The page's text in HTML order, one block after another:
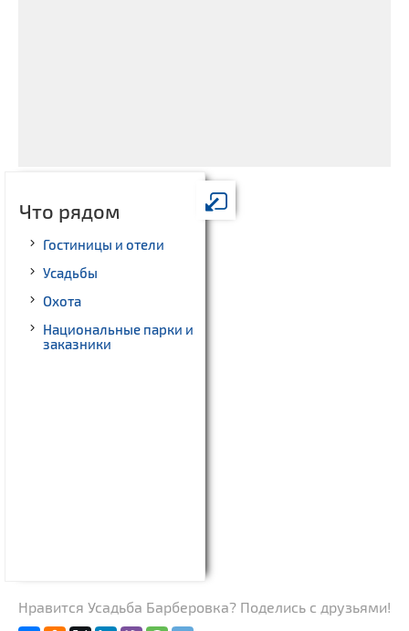
Что рядом
Гостиницы и отели
Усадьбы
Охота
Национальные парки и
заказники
Нравится Усадьба Барберовка? Поделись с друзьями!